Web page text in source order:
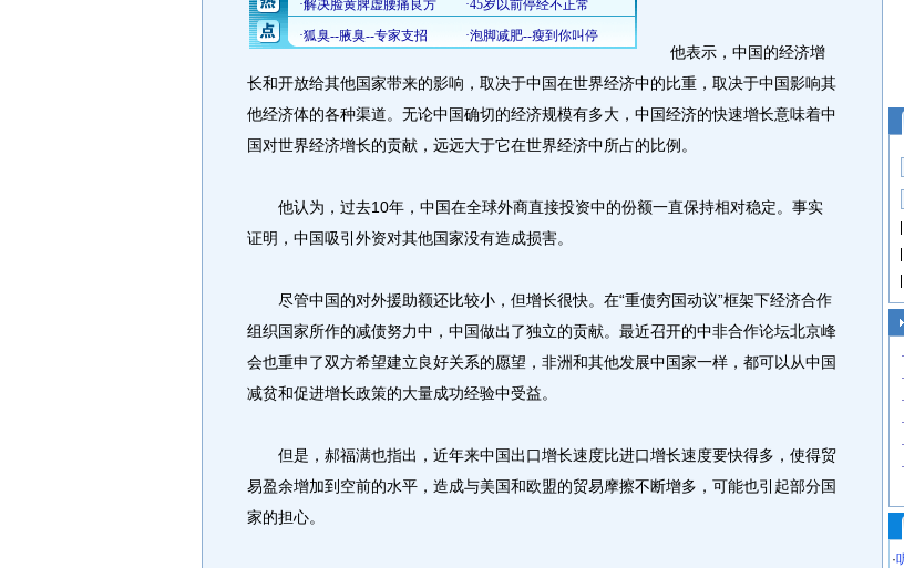
他表示，中国的经济增
长和开放给其他国家带来的影响，取决于中国在世界经济中的比重，取决于中国影响其
他经济体的各种渠道。无论中国确切的经济规模有多大，中国经济的快速增长意味着中
国对世界经济增长的贡献，远远大于它在世界经济中所占的比例。
他认为，过去10年，中国在全球外商直接投资中的份额一直保持相对稳定。事实
证明，中国吸引外资对其他国家没有造成损害。
尽管中国的对外援助额还比较小，但增长很快。在“重债穷国动议”框架下经济合作
组织国家所作的减债努力中，中国做出了独立的贡献。最近召开的中非合作论坛北京峰
会也重申了双方希望建立良好关系的愿望，非洲和其他发展中国家一样，都可以从中国
减贫和促进增长政策的大量成功经验中受益。
但是，郝福满也指出，近年来中国出口增长速度比进口增长速度要快得多，使得贸
易盈余增加到空前的水平，造成与美国和欧盟的贸易摩擦不断增多，可能也引起部分国
家的担心。
·